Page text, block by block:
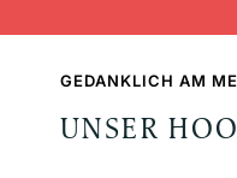
GEDANKLICH AM
UNSER